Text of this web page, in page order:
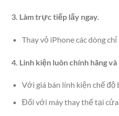
3. Làm trực tiếp lấy ngay.
Thay vỏ iPhone các dòng
4. Linh kiện luôn chính hãng và
Với giá bán lính kiện chế độ
Đối với máy thay thế tại cửa